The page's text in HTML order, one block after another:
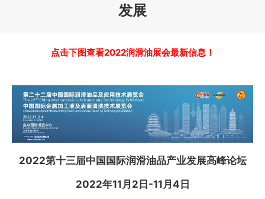
发展
点击下图查看2022润滑油展会最新信息！
2022第十三届中国国际润滑油品产业发展高峰论坛
2022年11月2日-11月4日